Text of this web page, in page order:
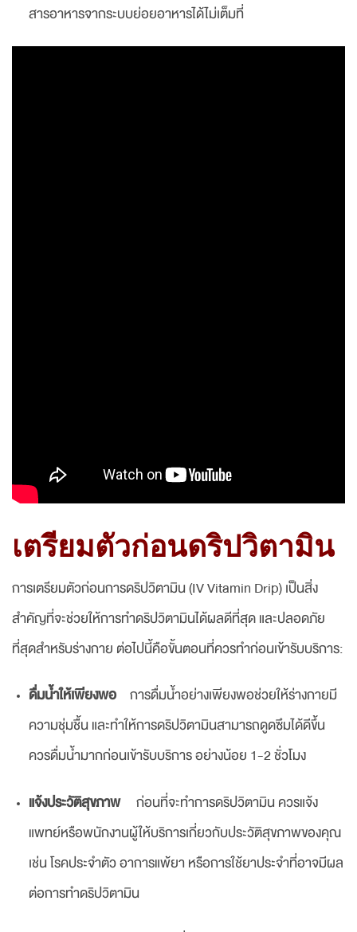
สารอาหารจากระบบย่อยอาหารได้ไม่เต็มที่
เตรียมตัวก่อนดริปวิตามิน
การเตรียมตัวก่อนการดริปวิตามิน (IV Vitamin Drip) เป็นสิ่ง
สำคัญที่จะช่วยให้การทำดริปวิตามินได้ผลดีที่สุด และปลอดภัย
ที่สุดสำหรับร่างกาย ต่อไปนี้คือขั้นตอนที่ควรทำก่อนเข้ารับบริการ:
ดื่มน้ำให้เพียงพอ การดื่มน้ำอย่างเพียงพอช่วยให้ร่างกายมี
ความชุ่มชื้น และทำให้การดริปวิตามินสามารถดูดซึมได้ดีขึ้น
ควรดื่มน้ำมากก่อนเข้ารับบริการ อย่างน้อย 1-2 ชั่วโมง
แจ้งประวัติสุขภาพ ก่อนที่จะทำการดริปวิตามิน ควรแจ้ง
แพทย์หรือพนักงานผู้ให้บริการเกี่ยวกับประวัติสุขภาพของคุณ
เช่น โรคประจำตัว อาการแพ้ยา หรือการใช้ยาประจำที่อาจมีผล
ต่อการทำดริปวิตามิน